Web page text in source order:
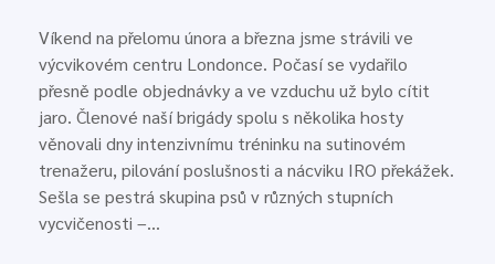
Víkend na přelomu února a března jsme strávili ve
výcvikovém centru Londonce. Počasí se vydařilo
přesně podle objednávky a ve vzduchu už bylo cítit
jaro. Členové naší brigády spolu s několika hosty
věnovali dny intenzivnímu tréninku na sutinovém
trenažeru, pilování poslušnosti a nácviku IRO překážek.
Sešla se pestrá skupina psů v různých stupních
vycvičenosti –…